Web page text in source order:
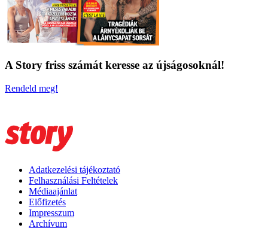
A Story friss számát keresse az újságosoknál!
Rendeld meg!
Adatkezelési tájékoztató
Felhasználási Feltételek
Médiaajánlat
Előfizetés
Impresszum
Archívum